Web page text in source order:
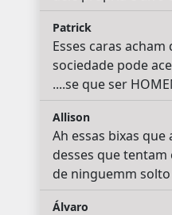
Patrick
Esses caras
sociedade pode
....se que ser
Allison
Ah essas bixas
desses que tentam
de ninguemm
Álvaro